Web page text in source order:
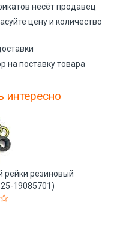
несёт продавец
цену и количество
на поставку товара
интересно
рейки резиновый
19085701)